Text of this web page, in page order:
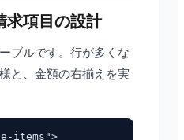
求項目の設計
ブルです。行が多くな
と、金額の右揃えを実
items">